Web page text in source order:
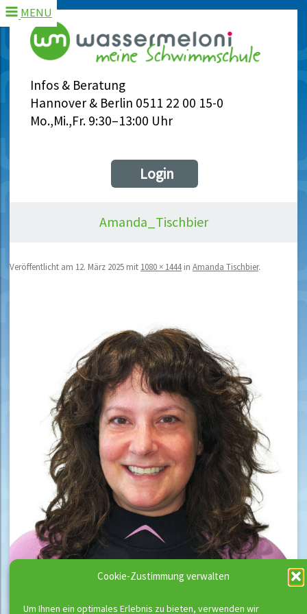
Cookie-Zustimmung verwalten
Um Ihnen ein optimales Erlebnis zu bieten, verwenden wir
Infos & Beratung
Hannover & Berlin 0511 22 00 15-0
Mo.,Mi.,Fr. 9:30–13:00 Uhr
MENU
Login
Amanda_Tischbier
Veröffentlicht am 12. März 2025 mit 1080 × 1444 in Amanda Tischbier.